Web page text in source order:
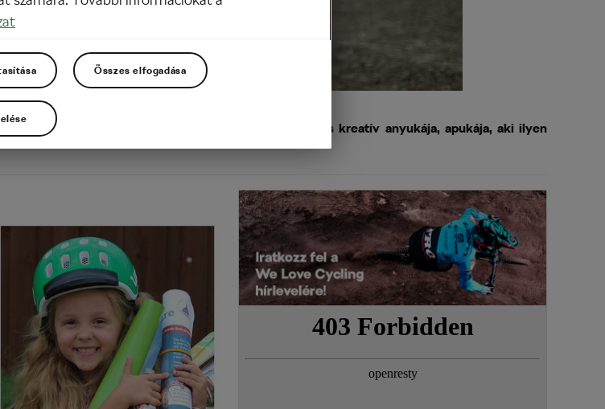
alatt. Kivéve, ha mindenkinek van bringája és kreatív anyukája, apukája, aki ilyen
Összes elfogadása